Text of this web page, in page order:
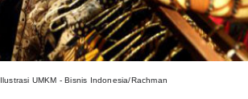
Ilustrasi UMKM - Bisnis Indonesia/Rachman